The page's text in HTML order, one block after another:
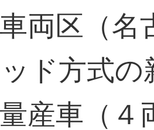
両区（名
ド方式
産車（